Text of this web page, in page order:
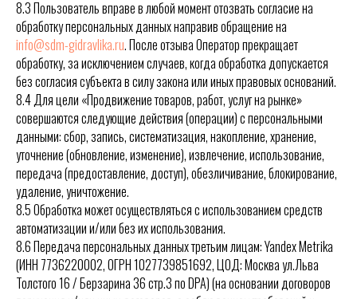
8.3 Пользователь вправе в любой момент отозвать согласие на
обработку персональных данных направив обращение на
info@sdm-gidravlika.ru. После отзыва Оператор прекращает
обработку, за исключением случаев, когда обработка допускается
без согласия субъекта в силу закона или иных правовых оснований.
8.4 Для цели «Продвижение товаров, работ, услуг на рынке»
совершаются следующие действия (операции) с персональными
данными: сбор, запись, систематизация, накопление, хранение,
уточнение (обновление, изменение), извлечение, использование,
передача (предоставление, доступ), обезличивание, блокирование,
удаление, уничтожение.
8.5 Обработка может осуществляться с использованием средств
автоматизации и/или без их использования.
8.6 Передача персональных данных третьим лицам: Yandex Metrika
(ИНН 7736220002, ОГРН 1027739851692, ЦОД: Москва ул.Льва
Толстого 16 / Берзарина 36 стр.3 по DPA) (на основании договоров